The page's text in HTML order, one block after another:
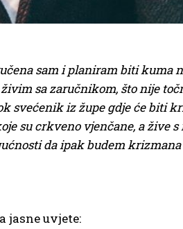
sam i planiram biti kuma
sa zaručnikom, što nije
svećenik iz župe gdje će biti
su crkveno vjenčane, a
da ipak budem krizmana
jasne uvjete: